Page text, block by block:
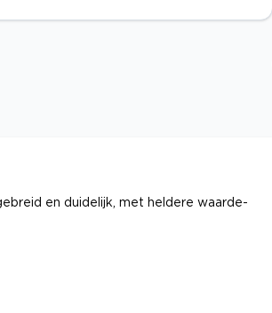
en duidelijk, met heldere waarde-